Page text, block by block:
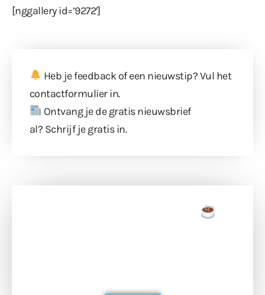
[nggallery id=’9272′]
Heb je feedback of een nieuwstip? Vul het
contactformulierin.
Ontvang je de gratis nieuwsbrief
al? Schrijf je gratis in.